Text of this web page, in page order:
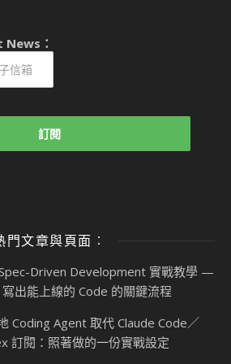
：
門文章與頁面︰
Driven Development 實戰教學 —
出能上線的 Code 的關鍵流程
Coding Agent 取代 Claude Code／
訂閱：照著做的一份實戰設定